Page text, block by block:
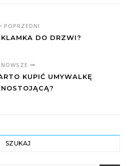
POPRZEDNI
DO DRZWI?
NOWSZE
KUPIĆ UMYWALKĘ
SZUKAJ